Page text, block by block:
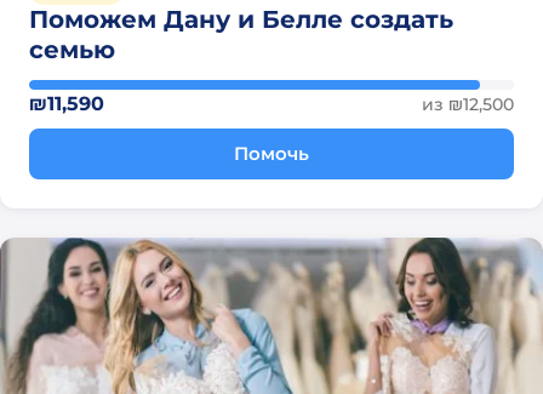
Поможем Дану и Белле создать
семью
₪11,590 из ₪12,500
Помочь